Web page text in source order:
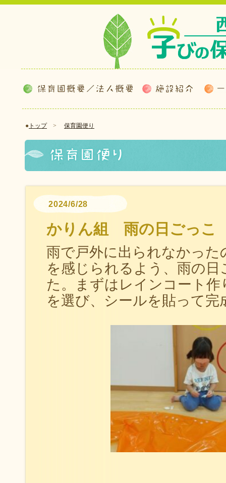
● トップ> 保育園便り
2024/6/28
かりん組 雨の日ごっこ
雨で戸外に出られなかった
を感じられるよう、雨の
た。まずはレインコート作
を選び、シールを貼って完